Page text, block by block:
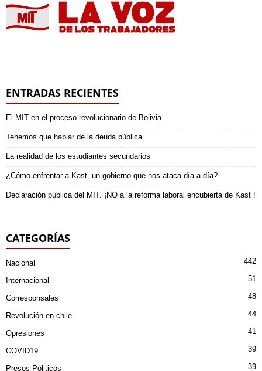
ENTRADAS RECIENTES
El MIT en el proceso revolucionario de Bolivia
Tenemos que hablar de la deuda pública
La realidad de los estudiantes secundarios
¿Cómo enfrentar a Kast, un gobierno que nos ataca día a día?
Declaración pública del MIT. ¡NO a la reforma laboral encubierta de Kast !
CATEGORÍAS
Nacional 442
Internacional 51
Corresponsales 48
Revolución en chile 44
Opresiones 41
COVID19 39
Presos Póliticos 39